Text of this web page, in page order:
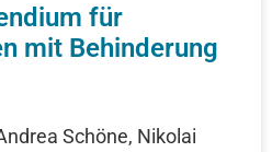
für
mit Behinderung
Schöne, Nikolai